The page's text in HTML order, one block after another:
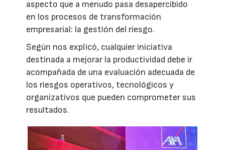
aspecto que a menudo pasa desapercibido
en los procesos de transformación
empresarial: la gestión del riesgo.
Según nos explicó, cualquier iniciativa
destinada a mejorar la productividad debe ir
acompañada de una evaluación adecuada de
los riesgos operativos, tecnológicos y
organizativos que pueden comprometer sus
resultados.